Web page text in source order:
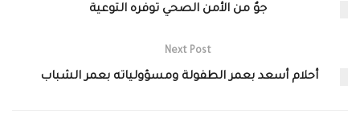
جوٌ من الأمن الصحي توفره التوعية
Next Post
أحلام أسعد بعمر الطفولة ومسؤولياته بعمر الشباب